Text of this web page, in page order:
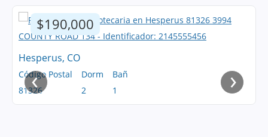
$190,000
Hesperus, CO
Código Postal
81326
Dorm
2
Bañ
1
‹ ›